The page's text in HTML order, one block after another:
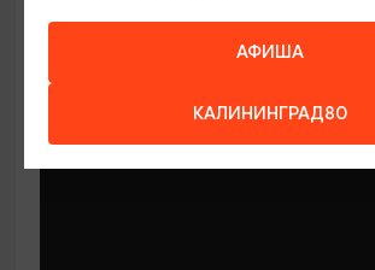
Калининград, ул. Баранова, 45
АФИША
КАЛИНИНГРАД80